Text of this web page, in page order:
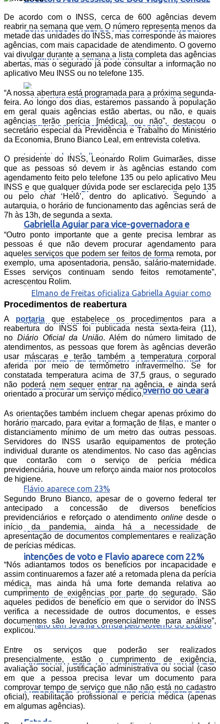
Convenção Oficial do PT com o Governador
Elmano e o Presidente Lula
Dra. Manoela Pimenta comemora indicação de
Gabriella Aguiar para vice-governadora e
destaca trajetória de trabalho juntas
Elmano de Freitas oficializa Gabriella Aguiar
como vice em sua chapa ao Governo do Ceará
Quaest – No Ceará Lula lidera com 55% das
intenções de voto e Flavio aparece com 22%
Quaest no Ceará: Ciro Gomes lidera com 43% e
Elmano tem 33% na corrida pelo Governo do
De acordo com o INSS, cerca de 600 agências devem
reabrir na semana que vem. O número representa menos da
metade das unidades do INSS, mas corresponde às maiores
agências, com mais capacidade de atendimento. O governo
vai divulgar durante a semana a lista completa das agências
abertas, mas o segurado já pode consultar a informação no
aplicativo Meu INSS ou no telefone 135.
“A nossa abertura está programada para a próxima segunda-
feira. Ao longo dos dias, estaremos passando à população
em geral quais agências estão abertas, ou não, e quais
agências terão perícia [médica], ou não”, destacou o
secretário especial da Previdência e Trabalho do Ministério
da Economia, Bruno Bianco Leal, em entrevista coletiva.
O presidente do INSS, Leonardo Rolim Guimarães, disse
que as pessoas só devem ir às agências estando com
agendamento feito pelo telefone 135 ou pelo aplicativo Meu
INSS e que qualquer dúvida pode ser esclarecida pelo 135
ou pelo chat‘Helô’, dentro do aplicativo. Segundo a
autarquia, o horário de funcionamento das agências será de
7h às 13h, de segunda a sexta.
“Outro ponto importante que a gente precisa lembrar as
pessoas é que não devem procurar agendamento para
aqueles serviços que podem ser feitos de forma remota, por
exemplo, uma aposentadoria, pensão, salário-maternidade.
Esses serviços continuam sendo feitos remotamente”,
acrescentou Rolim.
Procedimentos de reabertura
A portaria que estabelece os procedimentos para a
reabertura do INSS foi publicada nesta sexta-feira (11),
no Diário Oficial da União. Além do número limitado de
atendimentos, as pessoas que forem às agências deverão
usar máscaras e terão também a temperatura corporal
aferida por meio de termômetro infravermelho. Se for
constatada temperatura acima de 37,5 graus, o segurado
não poderá nem sequer entrar na agência, e ainda será
orientado a procurar um serviço médico.
As orientações também incluem chegar apenas próximo do
horário marcado, para evitar a formação de filas, e manter o
distanciamento mínimo de um metro das outras pessoas.
Servidores do INSS usarão equipamentos de proteção
individual durante os atendimentos. No caso das agências
que contarão com o serviço de perícia médica
previdenciária, houve um reforço ainda maior nos protocolos
de higiene.
Segundo Bruno Bianco, apesar de o governo federal ter
antecipado a concessão de diversos benefícios
previdenciários e reforçado o atendimento onlinedesde o
início da pandemia, ainda há a necessidade de
apresentação de documentos complementares e realização
de perícias médicas.
“Nós adiantamos todos os benefícios por incapacidade e
assim continuaremos a fazer até a retomada plena da perícia
médica, mas ainda há uma forte demanda relativa ao
cumprimento de exigências por parte do segurado. São
aqueles pedidos de benefício em que o servidor do INSS
verifica a necessidade de outros documentos, e esses
documentos são levados presencialmente para análise”,
explicou.
Entre os serviços que poderão ser realizados
presencialmente, estão o cumprimento de exigência,
avaliação social, justificação administrativa ou social (caso
em que a pessoa precisa levar um documento para
comprovar tempo de serviço que não não está no cadastro
oficial), reabilitação profissional e perícia médica (apenas
em algumas agências).